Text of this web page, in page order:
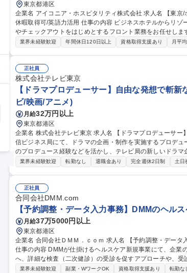
東京都港区
企業名 アイコニア・ホスピタリティ株式会社 求人名 【東京/ホテルフロント】年間休日121日/最大10日間の長期
休暇取得可/英語力活用 仕事の内容 ビジネスホテルからリゾートホテルまで幅広く展開する当社で、チェックイン
やチェックアウトをはじめとするフロント業務をお任せします。将来の
務、及び予約受付（電話、インターネット）、館内や周辺
す。 募集職種 【東京/ホテルフロント】年間休日121日/最
業界未経験歓迎 年間休日120日以上 資格取得支援あり 月平
正社員
株式会社テレビ東京
【ドラマプロデューサー】自由な発想で斬
ビ/映画/アニメ)
月給32万円以上
東京都港区
企業名 株式会社テレビ東京 求人名 【ドラマプロデューサー】自由な発想で斬新な企画提案が可能 仕事の内容 配
信ビジネス局にて、ドラマの企画・制作を実施するプロデ
のプロデュース経験などを活かし、テレビ局の新しいドラマ企画
容】ドラマの企画・制作を中心としたお仕事になります。
業界未経験歓迎 転勤なし 退職金あり 完全週休2日制 土日
正社員
合同会社DMM.com
【予約調整・データ入力事務】DMMのヘル
月給37万5000円以上
東京都港区
企業名 合同会社ＤＭＭ．ｃｏｍ 求人名 【予約調整・データ入力事務】DMMのヘルスケア事業/土日祝休/正社員
仕事の内容 DMMが仕掛けるヘルスケア新規事業にて、企業
へ、詳細な検査（二次健診）の受診を促すアプローチや、
す。 健康を守るため、未受診の方へ電話やメールで必要性を伝え受診枠を調整する、社会貢献度の高い事務職で
業界未経験歓迎 副業・WワークOK 資格取得支援あり 転勤な